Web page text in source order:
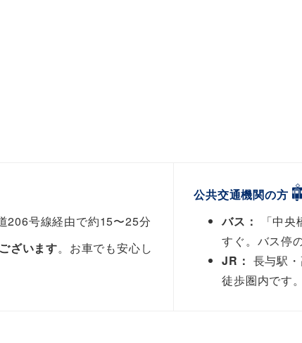
206号線経由で約15〜25分
ざいます。お車でも安心し
公共交通機関の方
バス：
「中
すぐ。バス停
JR： 長与駅
徒歩圏内です。